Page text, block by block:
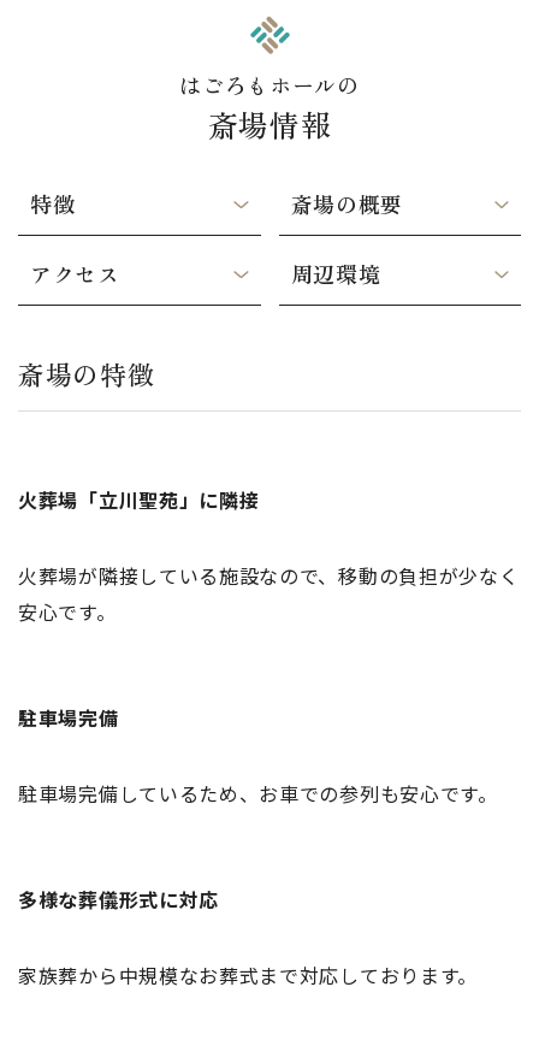
はごろもホールの
斎場情報
特徴 斎場の概要
アクセス 周辺環境
斎場の特徴
火葬場「立川聖苑」に隣接
火葬場が隣接している施設なので、移動の負担が少なく
安心です。
駐車場完備
駐車場完備しているため、お車での参列も安心です。
多様な葬儀形式に対応
家族葬から中規模なお葬式まで対応しております。